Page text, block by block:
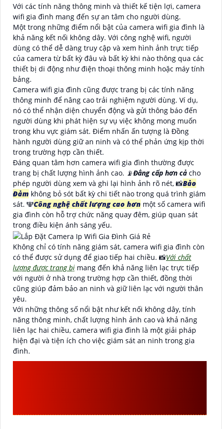
Với các tính năng thông minh và thiết kế tiện lợi, camera
wifi gia đình mang đến sự an tâm cho người dùng.
Một trong những điểm nổi bật của camera wifi gia đình là
khả năng kết nối không dây. Với công nghệ wifi, người
dùng có thể dễ dàng truy cập và xem hình ảnh trực tiếp
của camera từ bất kỳ đâu và bất kỳ khi nào thông qua các
thiết bị di động như điện thoại thông minh hoặc máy tính
bảng.
Camera wifi gia đình cũng được trang bị các tính năng
thông minh để nâng cao trải nghiệm người dùng. Ví dụ,
nó có thể nhận diện chuyển động và gửi thông báo đến
người dùng khi phát hiện sự vụ việc không mong muốn
trong khu vực giám sát. Điểm nhấn ấn tượng là Đồng
hành người dùng giữ an ninh và có thể phản ứng kịp thời
trong trường hợp cần thiết.
Đáng quan tâm hơn camera wifi gia đình thường được
trang bị chất lượng hình ảnh cao. 📡Đẳng cấp hơn cả cho
phép người dùng xem và ghi lại hình ảnh rõ nét, 📸Bảo
Đảm không bỏ sót bất kỳ chi tiết nào trong quá trình giám
sát. 🕎Công nghệ chất lượng cao hơn một số camera wifi
gia đình còn hỗ trợ chức năng quay đêm, giúp quan sát
trong điều kiện ánh sáng yếu.
Không chỉ có tính năng giám sát, camera wifi gia đình còn
có thể được sử dụng để giao tiếp hai chiều. 📸Với chất
lượng được trang bị mang đến khả năng liên lạc trực tiếp
với người ở nhà trong trường hợp cần thiết, đồng thời
cũng giúp đảm bảo an ninh và giữ liên lạc với người thân
yêu.
Với những thông số nổi bật như kết nối không dây, tính
năng thông minh, chất lượng hình ảnh cao và khả năng
liên lạc hai chiều, camera wifi gia đình là một giải pháp
hiện đại và tiện ích cho việc giám sát an ninh trong gia
đình.